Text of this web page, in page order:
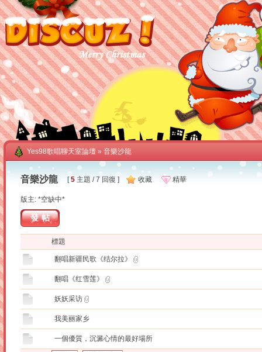
Yes98歌唱聊天室論壇 » 音樂沙龍
音樂沙龍 [5 主題 / 7 回復 ] 收藏 精華
版主: *空缺中*
發帖
標題
翻唱新疆民歌《结尔拉》
翻唱《红雪莲》
妖妖采访
我美丽家乡
一個優質，沉澱心情的最好場所